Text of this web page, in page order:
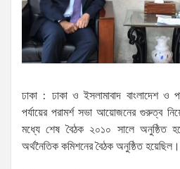
ঢাকা : ঢাকা ও ইসলামাবাদ বাংলাদেশ ও
পর্যায়ের পরামর্শ সভা আয়োজনের গুরুত্ব
মধ্যে শেষ বৈঠক ২০১০ সালে অনুষ্ঠিত
অর্থনৈতিক কমিশনের বৈঠক অনুষ্ঠিত হয়েছিল।